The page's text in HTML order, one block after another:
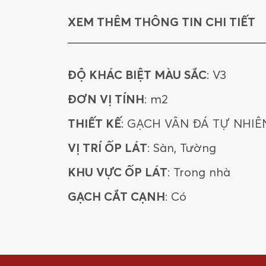
XEM THÊM THÔNG TIN CHI TIẾT
ĐỘ KHÁC BIỆT MÀU SẮC: V3
ĐƠN VỊ TÍNH: m2
THIẾT KẾ: GẠCH VÂN ĐÁ TỰ
VỊ TRÍ ỐP LÁT: Sàn, Tường
KHU VỰC ỐP LÁT: Trong nhà
GẠCH CẮT CẠNH: Có